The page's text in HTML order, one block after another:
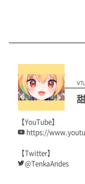
【YouTube】
https://
【Twitter】
@TenkaAndes